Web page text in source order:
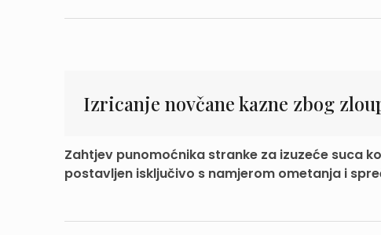
Izricanje novčane kazne zbog
Zahtjev punomoćnika stranke za izuzeće suca
postavljen isključivo s namjerom ometanja i